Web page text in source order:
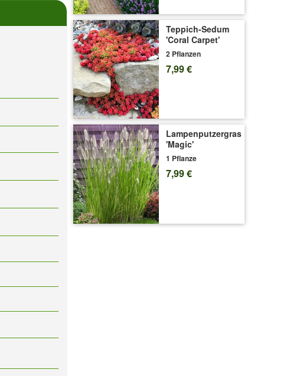
Teppich-Sedum
'Coral Carpet'
2 Pflanzen
7,99 €
Lampenputzergras
'Magic'
1 Pflanze
7,99 €